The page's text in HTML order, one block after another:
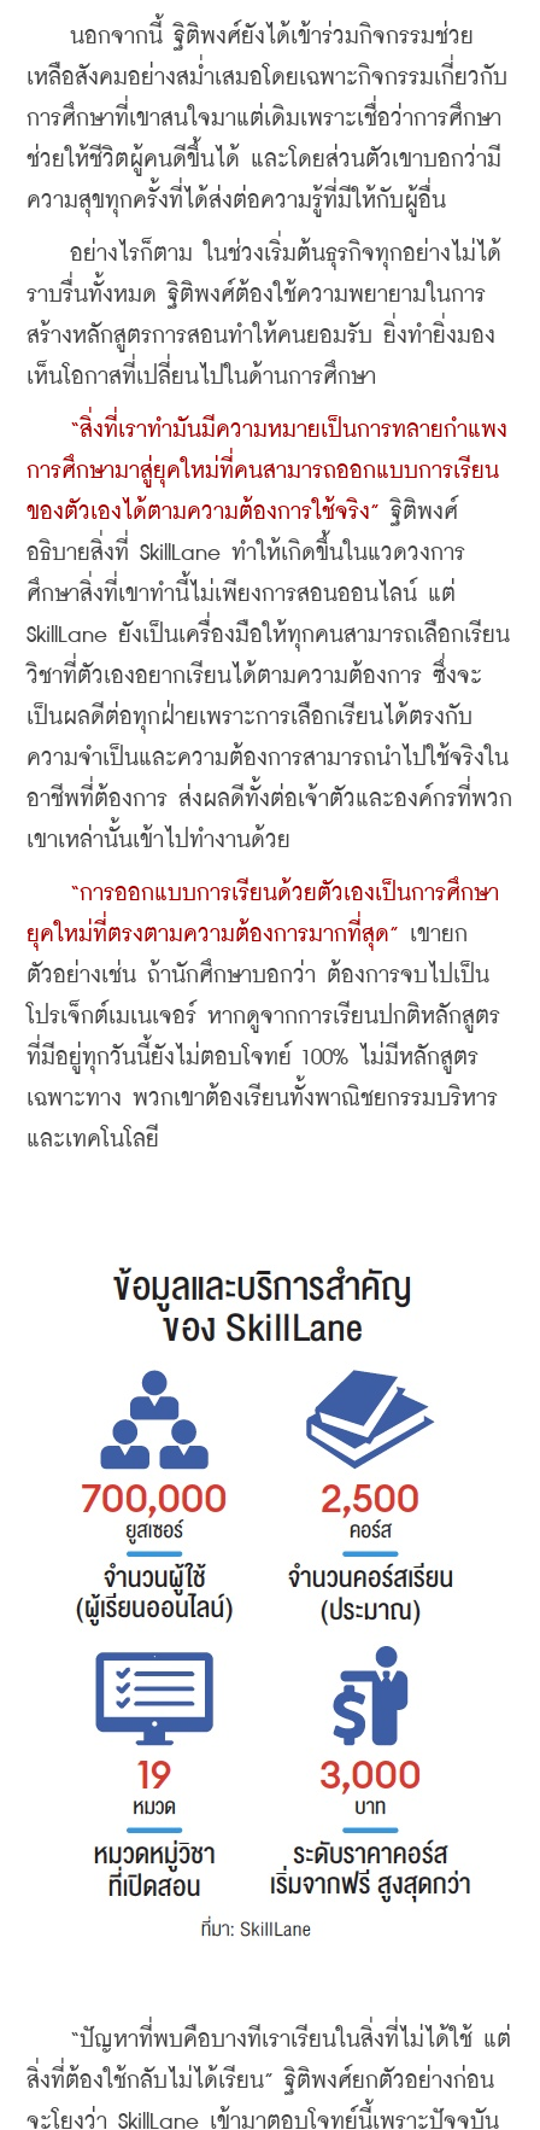
นอกจากนี้ ฐิติพงศ์ยังได้เข้าร่วมกิจกรรมช่วย
เหลือสังคมอย่างสม่ำเสมอโดยเฉพาะกิจกรรมเกี่ยวกับ
การศึกษาที่เขาสนใจมาแต่เดิมเพราะเชื่อว่าการศึกษา
ช่วยให้ชีวิตผู้คนดีขึ้นได้ และโดยส่วนตัวเขาบอกว่ามี
ความสุขทุกครั้งที่ได้ส่งต่อความรู้ที่มีให้กับผู้อื่น
อย่างไรก็ตาม ในช่วงเริ่มต้นธุรกิจทุกอย่างไม่ได้
ราบรื่นทั้งหมด ฐิติพงศ์ต้องใช้ความพยายามในการ
สร้างหลักสูตรการสอนทำให้คนยอมรับ ยิ่งทำยิ่งมอง
เห็นโอกาสที่เปลี่ยนไปในด้านการศึกษา
“สิ่งที่เราทำมันมีความหมายเป็นการทลายกำแพง
การศึกษามาสู่ยุคใหม่ที่คนสามารถออกแบบการเรียน
ของตัวเองได้ตามความต้องการใช้จริง” ฐิติพงศ์
อธิบายสิ่งที่ SkillLane ทำให้เกิดขึ้นในแวดวงการ
ศึกษาสิ่งที่เขาทำนี้ไม่เพียงการสอนออนไลน์ แต่
SkillLane ยังเป็นเครื่องมือให้ทุกคนสามารถเลือกเรียน
วิชาที่ตัวเองอยากเรียนได้ตามความต้องการ ซึ่งจะ
เป็นผลดีต่อทุกฝ่ายเพราะการเลือกเรียนได้ตรงกับ
ความจำเป็นและความต้องการสามารถนำไปใช้จริงใน
อาชีพที่ต้องการ ส่งผลดีทั้งต่อเจ้าตัวและองค์กรที่พวก
เขาเหล่านั้นเข้าไปทำงานด้วย
“การออกแบบการเรียนด้วยตัวเองเป็นการศึกษา
ยุคใหม่ที่ตรงตามความต้องการมากที่สุด” เขายก
ตัวอย่างเช่น ถ้านักศึกษาบอกว่า ต้องการจบไปเป็น
โปรเจ็กต์เมเนเจอร์ หากดูจากการเรียนปกติหลักสูตร
ที่มีอยู่ทุกวันนี้ยังไม่ตอบโจทย์ 100% ไม่มีหลักสูตร
เฉพาะทาง พวกเขาต้องเรียนทั้งพาณิชยกรรมบริหาร
และเทคโนโลยี
“ปัญหาที่พบคือบางทีเราเรียนในสิ่งที่ไม่ได้ใช้ แต่
สิ่งที่ต้องใช้กลับไม่ได้เรียน” ฐิติพงศ์ยกตัวอย่างก่อน
จะโยงว่า SkillLane เข้ามาตอบโจทย์นี้เพราะปัจจุบัน